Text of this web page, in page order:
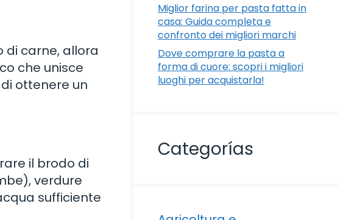
di carne, allora
che unisce
ottenere un
il brodo di
verdure
sufficiente
Miglior farina per pasta fatta in
casa: Guida completa e
confronto dei migliori marchi
Dove comprare la pasta a
forma di cuore: scopri i migliori
luoghi per acquistarla!
Categorías